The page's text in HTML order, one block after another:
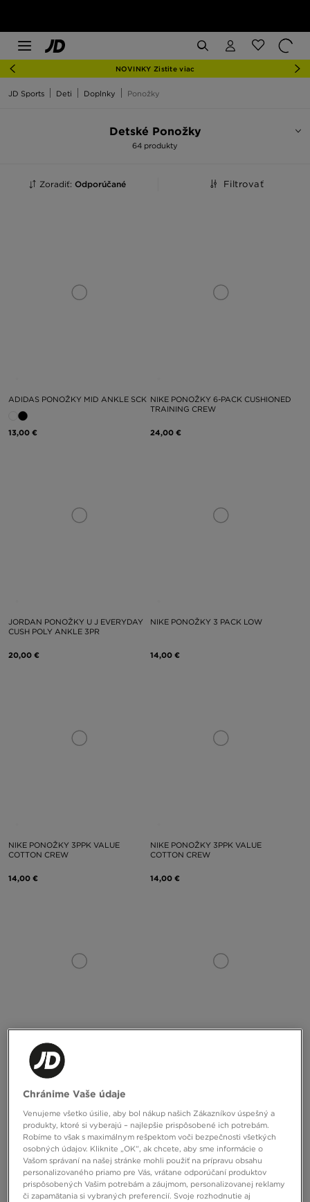
NOVINKY Zistite viac
JD Sports Deti Doplnky Ponožky
Detské Ponožky
64 produkty
Zoradiť: Odporúčané Filtrovať
ADIDAS PONOŽKY MID ANKLE SCK
13,00 €
NIKE PONOŽKY 6-PACK CUSHIONED
TRAINING CREW
24,00 €
JORDAN PONOŽKY U J EVERYDAY
CUSH POLY ANKLE 3PR
20,00 €
NIKE PONOŽKY 3 PACK LOW
14,00 €
NIKE PONOŽKY 3PPK VALUE
COTTON CREW
14,00 €
NIKE PONOŽKY 3PPK VALUE
COTTON CREW
14,00 €
ADIDAS PONOŽKY 3-PACK SOLID
HIGH CREW
15,00 €
Chránime Vaše údaje
Venujeme všetko úsilie, aby bol nákup našich Zákazníkov úspešný a
produkty, ktoré si vyberajú – najlepšie prispôsobené ich potrebám.
Robíme to však s maximálnym rešpektom voči bezpečnosti všetkých
osobných údajov. Kliknite „OK”, ak chcete, aby sme informácie o
Vašom správaní na našej stránke mohli použiť na prípravu obsahu
personalizovaného priamo pre Vás, vrátane odporúčaní produktov
prispôsobených Vašim potrebám a záujmom, personalizovanej reklamy
či zapamätania si vybraných preferencií. Svoje rozhodnutie aj